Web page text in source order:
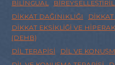
BILINGUAL
DIKKAT DAĞINIKLIĞI
DIKKAT
DIKKAT EKSIKLIĞI VE
(DEHB)
DIL TERAPISI
DIL VE